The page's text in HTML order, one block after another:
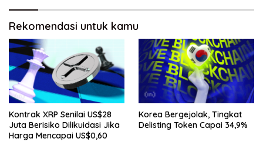
Rekomendasi untuk kamu
Kontrak XRP Senilai US$28
Juta Berisiko Dilikuidasi Jika
Harga Mencapai US$0,60
Korea Bergejolak, Tingkat
Delisting Token Capai 34,9%